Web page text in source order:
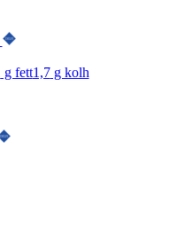
g fett1,7g kolh